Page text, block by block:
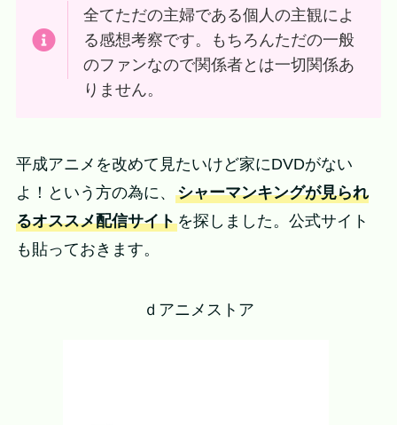
全てただの主婦である個人の主観によ
る感想考察です。もちろんただの一般
のファンなので関係者とは一切関係あ
りません。
平成アニメを改めて見たいけど家にDVDがない
よ！という方の為に、 シャーマンキングが見られ
るオススメ配信サイトを探しました。公式サイト
も貼っておきます。
ｄアニメストア